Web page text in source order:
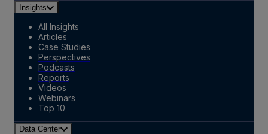
Insights
All Insights
Articles
Case Studies
Perspectives
Podcasts
Reports
Videos
Webinars
Top 10
Data Center